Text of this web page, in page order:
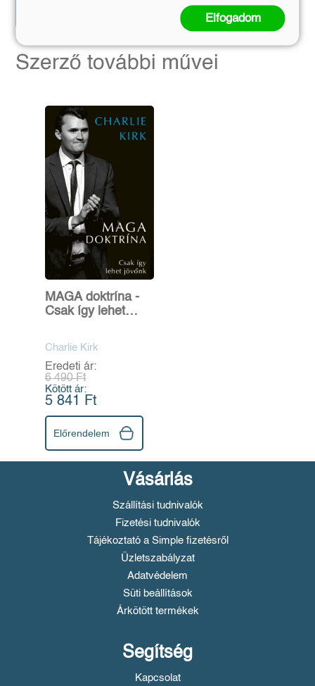
Előrendelem
Szerző további művei
MAGA doktrína -
Csak így lehet
Charlie Kirk
Eredeti ár:
6 490 Ft
Kötött ár:
5 841 Ft
Előrendelem
Vásárlás
Szállítási tudnivalók
Fizetési tudnivalók
Tájékoztató a Simple fizetésről
Üzletszabályzat
Adatvédelem
Süti beállítások
Árkötött termékek
Segítség
Kapcsolat
Elfogadom